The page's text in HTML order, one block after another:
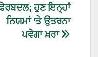
ਹੁਣ ਇਨ੍ਹਾਂ
ਨਿਯਮਾਂ ‘ਤੇ ਉਤਰਨਾ
ਪਵੇਗਾ ਖ਼ਰਾ